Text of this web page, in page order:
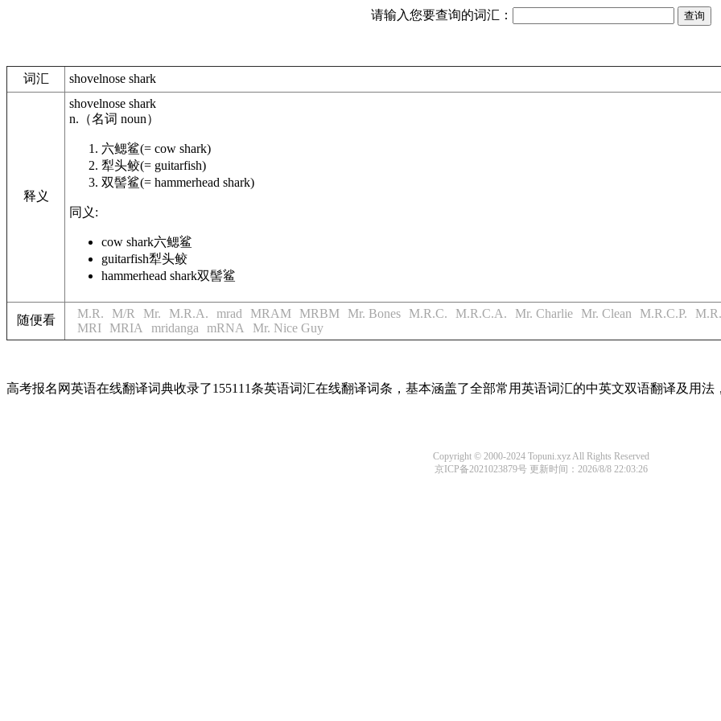
请输入您要查询的词汇：
词汇 shovelnose shark
释义
shovelnose shark
n. （名词 noun）
六鳃鲨(= cow shark)
犁头鲛(= guitarfish)
双髻鲨(= hammerhead shark)
同义:
cow shark六鳃鲨
guitarfish犁头鲛
hammerhead shark双髻鲨
随便看 M.R. M/R Mr. M.R.A. mrad MRAM MRBM Mr. Bones M.R.C. M.R.C.A. Mr. Charlie Mr. Clean M.R.C.P.
MRI
MRIA mridanga mRNA Mr. Nice Guy
高考报名网英语在线翻译词典收录了155111条英语词汇在线翻译词条，基本涵盖了全部常用英语词汇的中英文双语翻译及用法
Copyright © 2000-2024 Topuni.xyz All Rights Reserved
京ICP备2021023879号更新时间：2026/8/8 22:03:26